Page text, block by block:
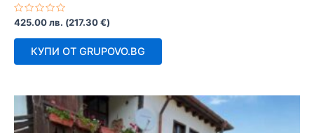
Оценено
0
425.00лв. (217.30€)
КУПИ ОТ GRUPOVO.BG